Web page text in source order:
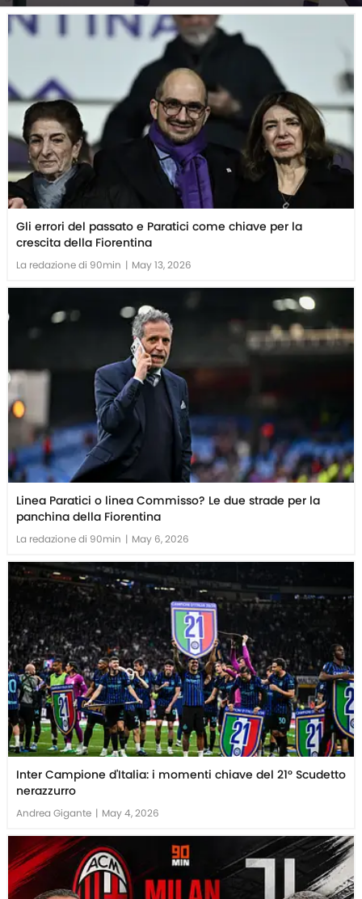
Gli errori del passato e Paratici come chiave per la
crescita della Fiorentina
La redazione di 90min | May 13, 2026
Linea Paratici o linea Commisso? Le due strade per la
panchina della Fiorentina
La redazione di 90min | May 6, 2026
Inter Campione d'Italia: i momenti chiave del 21° Scudetto
nerazzurro
Andrea Gigante | May 4, 2026